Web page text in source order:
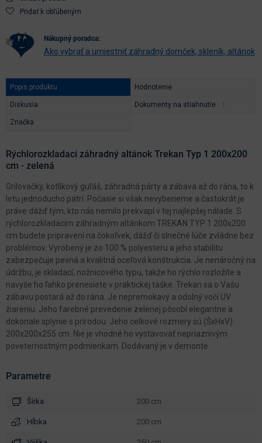
Pridať k obľúbeným
nákupný poradca:
Ako vybrať a umiestniť záhradný domček, skleník, altánok
Popis produktu Hodnotenie
Diskusia Dokumenty na stiahnutie
Značka
Rýchlorozkladací záhradný altánok Trekan Typ 1 200x200
cm - zelená
Grilovačky, kotlíkový guľáš, záhradná párty a zábava až do rána, to k
letu jednoducho patrí. Počasie si však nevyberieme a častokrát je
práve dážď tým, kto nás nemilo prekvapí v tej najlepšej nálade. S
rýchlorozkladacím záhradným altánkom TREKAN TYP 1 200x200
cm budete pripravení na čokoľvek, dážď či slnečné lúče zvládne bez
problémov. Vyrobený je zo 100 % polyesteru a jeho stabilitu
zabezpečuje pevná a kvalitná oceľová konštrukcia. Je nenáročný na
údržbu, je skladací, nožnicového typu, takže ho rýchlo rozložíte a
navyše ho ľahko prenesiete v praktickej taške. Trekan sa o Vašu
zábavu postará až do rána. Je nepremokavý a odolný voči UV
žiareniu. Jeho farebné prevedenie zelenej pôsobí elegantne a
dokonale splynie s prírodou. Jeho celkové rozmery sú (ŠxHxV):
200x200x255 cm. Nie je vhodné ho vystavovať nepriaznivým
poveternostným podmienkam. Dodávaný je v demonte.
Parametre
Šírka 200 cm
Hĺbka 200 cm